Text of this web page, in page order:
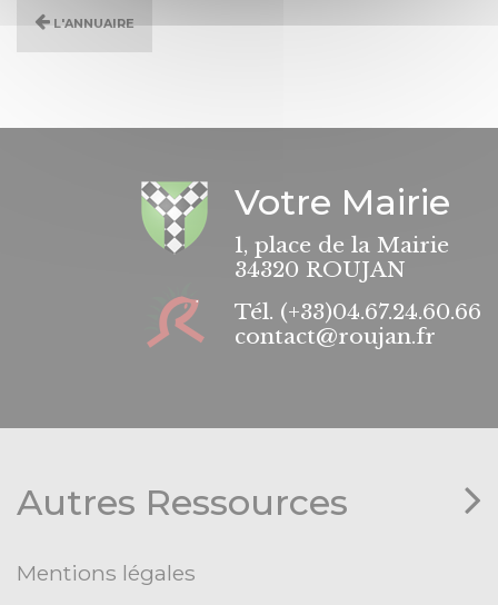
L'annuaire
Votre Mairie
1, place de la Mairie
34320 ROUJAN
Tél. (+33)04.67.24.60.66
contact@roujan.fr
Autres Ressources
Mentions légales